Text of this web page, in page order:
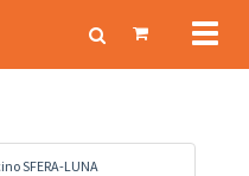
SFERA-LUNA